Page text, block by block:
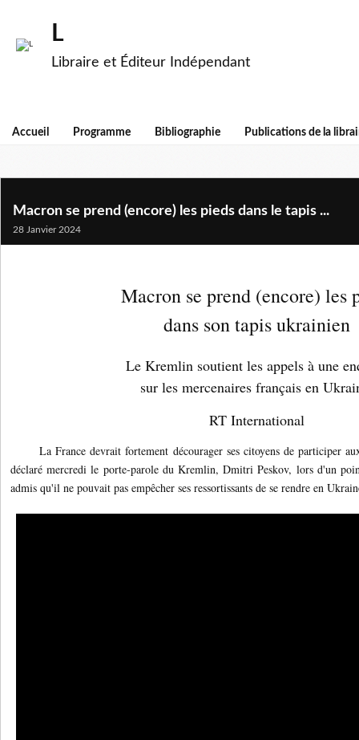
L
Libraire et Éditeur Indépendant
Accueil Programme Bibliographie Publications de la
Macron se prend (encore) les pieds dans le tapis ...
28 Janvier 2024
Macron se prend (encore) les
dans son tapis ukrainien
Le Kremlin soutient les appels à une
sur les mercenaires français en
RT International
La France devrait fortement décourager ses citoyens de participer
déclaré mercredi le porte-parole du Kremlin, Dmitri Peskov, lors d'un
admis qu'il ne pouvait pas empêcher ses ressortissants de se rendre en